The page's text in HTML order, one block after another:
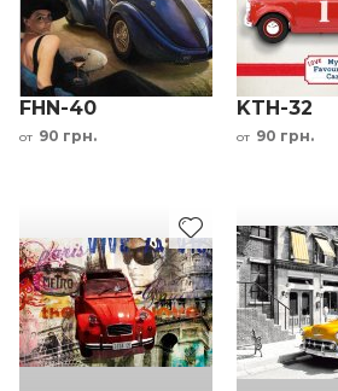
FHN-40
от 90 грн.
KTH-32
от 90 грн.